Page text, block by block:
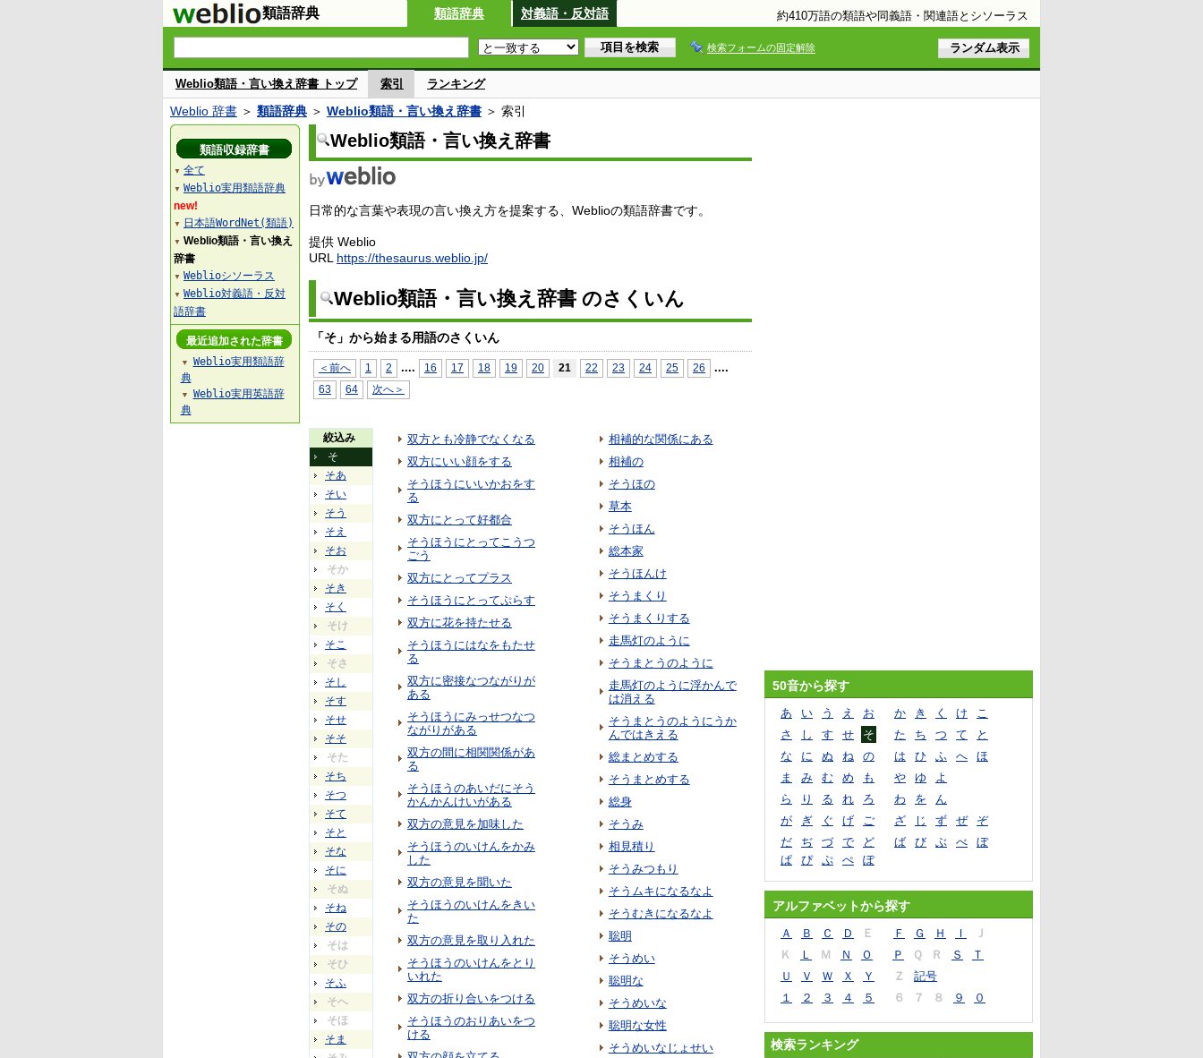
類語辞典 類語辞典 対義語・反対語 約410万語の類語や同義語・関連語とシソーラス
検索フォームの固定解除
Weblio類語・言い換え辞書 トップ 索引 ランキング
Weblio 辞書 ＞ 類語辞典 ＞ Weblio類語・言い換え辞書 ＞ 索引
Weblio類語・言い換え辞書
日常的な言葉や表現の言い換え方を提案する、Weblioの類語辞書です。
提供 Weblio
URL https://thesaurus.weblio.jp/
Weblio類語・言い換え辞書 のさくいん
「そ」から始まる用語のさくいん
＜前へ 1 2 .... 16 17 18 19 20 21 22 23 24 25 26 ....
63 64 次へ＞
絞込み
そ
そあ
そい
そう
そえ
そお
そか
そき
そく
そけ
そこ
そさ
そし
そす
そせ
そそ
そた
そち
そつ
そて
そと
そな
そに
そぬ
そね
その
そは
そひ
そふ
そへ
そほ
そま
双方とも冷静でなくなる
双方にいい顔をする
そうほうにいいかおをす
る
双方にとって好都合
そうほうにとってこうつ
ごう
双方にとってプラス
そうほうにとってぷらす
双方に花を持たせる
そうほうにはなをもたせ
る
双方に密接なつながりが
ある
そうほうにみっせつなつ
ながりがある
双方の間に相関関係があ
る
そうほうのあいだにそう
かんかんけいがある
双方の意見を加味した
そうほうのいけんをかみ
した
双方の意見を聞いた
そうほうのいけんをきい
た
双方の意見を取り入れた
そうほうのいけんをとり
いれた
双方の折り合いをつける
そうほうのおりあいをつ
ける
相補的な関係にある
相補の
そうほの
草本
そうほん
総本家
そうほんけ
そうまくり
そうまくりする
走馬灯のように
そうまとうのように
走馬灯のように浮かんで
は消える
そうまとうのようにうか
んではきえる
総まとめする
そうまとめする
総身
そうみ
相見積り
そうみつもり
そうムキになるなよ
そうむきになるなよ
聡明
そうめい
聡明な
そうめいな
聡明な女性
そうめいなじょせい
類語収録辞書
▼ 全て
▼ Weblio実用類語辞典
new!
▼ 日本語WordNet(類語)
▼ Weblio類語・言い換え
辞書
▼ Weblioシソーラス
▼ Weblio対義語・反対
語辞書
最近追加された辞書
▼
Weblio実用類語辞
典
▼
Weblio実用英語辞
典
50音から探す
あ い う え お か き く け
こ
さ
し す せ そ た ち つ て
と
な
に ぬ ね の は ひ ふ へ
ほ
ま
み む め も や ゆ
よ
ら
り る れ ろ わ を
ん
が
ぎ ぐ げ ご ざ じ ず ぜ
ぞ
だ
ぢ づ で ど ば び ぶ べ
ぼ
ぱ
ぴ ぷ ぺ ぽ
アルファベットから探す
Ａ Ｂ Ｃ Ｄ Ｅ Ｆ Ｇ Ｈ Ｉ
Ｊ
Ｋ
Ｌ Ｍ Ｎ Ｏ Ｐ Ｑ Ｒ Ｓ
Ｔ
Ｕ
Ｖ Ｗ Ｘ Ｙ Ｚ
記号
１
２ ３ ４ ５ ６ ７ ８ ９ ０
検索ランキング